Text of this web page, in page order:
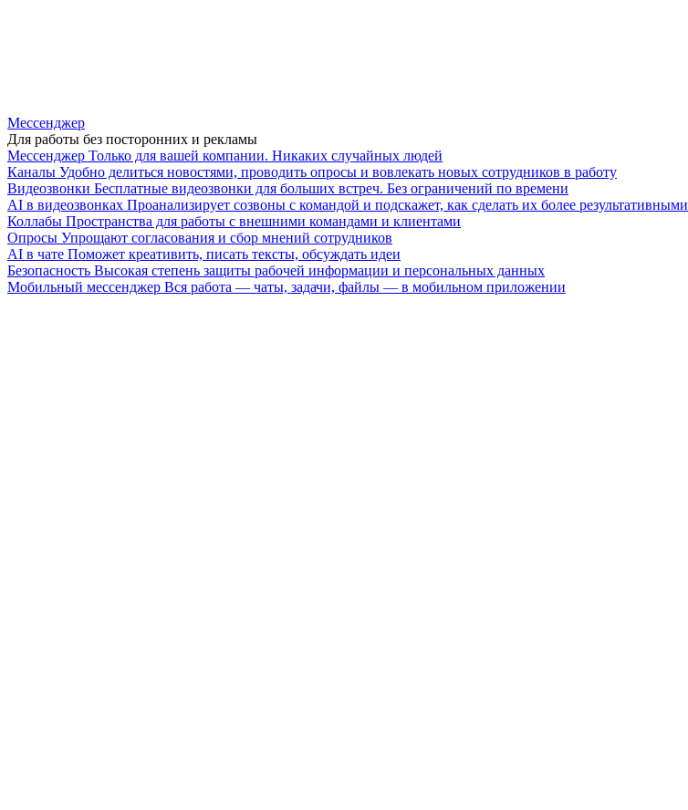
Мессенджер
Для работы без посторонних и рекламы
Мессенджер Только для вашей компании. Никаких случайных людей
Каналы Удобно делиться новостями, проводить опросы и вовлекать новых сотрудников в работу
Видеозвонки Бесплатные видеозвонки для больших встреч. Без ограничений по времени
AI в видеозвонках Проанализирует созвоны с командой и подскажет, как сделать их более результативными
Коллабы Пространства для работы с внешними командами и клиентами
Опросы Упрощают согласования и сбор мнений сотрудников
AI в чате Поможет креативить, писать тексты, обсуждать идеи
Безопасность Высокая степень защиты рабочей информации и персональных данных
Мобильный мессенджер Вся работа — чаты, задачи, файлы — в мобильном приложении